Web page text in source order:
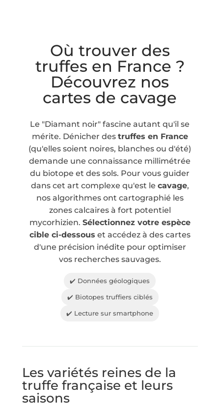
Où trouver des
truffes en France ?
Découvrez nos
cartes de cavage
Le "Diamant noir" fascine autant qu'il se
mérite. Dénicher des truffes en France
(qu'elles soient noires, blanches ou d'été)
demande une connaissance millimétrée
du biotope et des sols. Pour vous guider
dans cet art complexe qu'est le cavage,
nos algorithmes ont cartographié les
zones calcaires à fort potentiel
mycorhizien. Sélectionnez votre espèce
cible ci-dessous et accédez à des cartes
d'une précision inédite pour optimiser
vos recherches sauvages.
✔️ Données géologiques
✔️ Biotopes truffiers ciblés
✔️ Lecture sur smartphone
Les variétés reines de la
truffe française et leurs
saisons